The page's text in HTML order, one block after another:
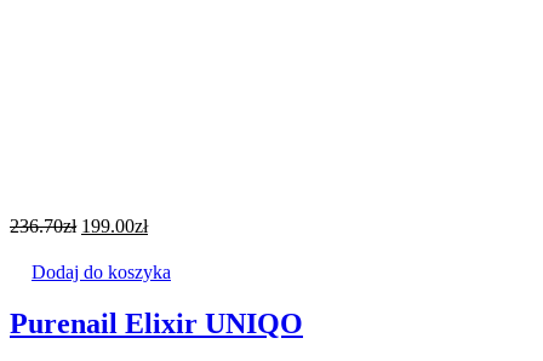
236.70zł 199.00zł
Dodaj do koszyka
Purenail Elixir UNIQO